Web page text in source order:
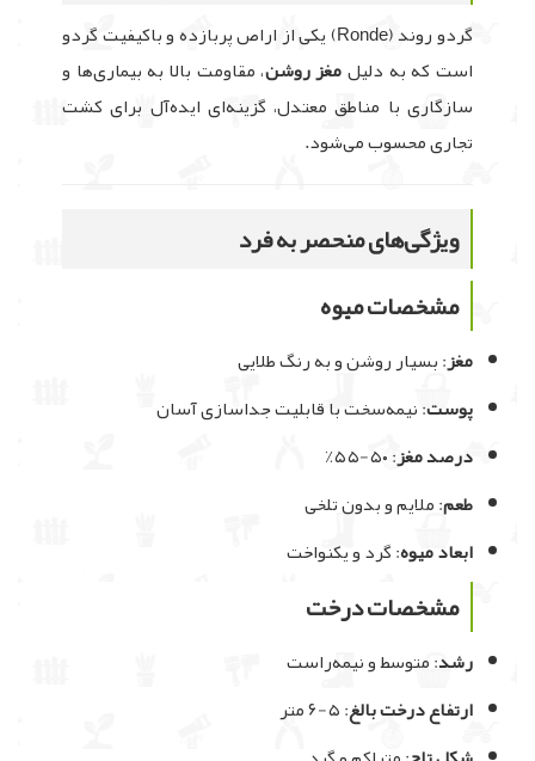
گردو روند (Ronde) یکی از اراص پربازده و باکیفیت گردو
است که به دلیلمغز روشن، مقاومت بالا به بیماری‌ها و
سازگاری با مناطق معتدل، گزینه‌ای ایده‌آل برای کشت
تجاری محسوب می‌شود.
ویژگی‌های منحصر به فرد
مشخصات میوه
مغز: بسیار روشن و به رنگ طلایی
پوست: نیمه‌سخت با قابلیت جداسازی آسان
درصد مغز: ۵۰-۵۵٪
طعم: ملایم و بدون تلخی
ابعاد میوه: گرد و یکنواخت
مشخصات درخت
رشد: متوسط و نیمه‌راست
ارتفاع درخت بالغ: ۵-۶ متر